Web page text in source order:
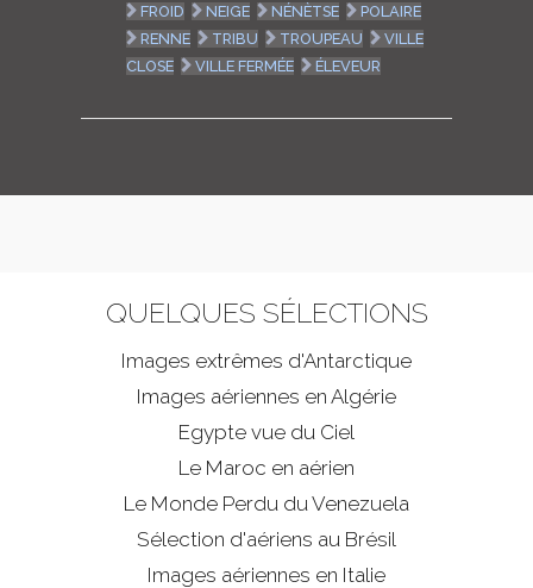
FROID
NEIGE NÉNÈTSE
POLAIRE
RENNE
TRIBU TROUPEAU
VILLE
CLOSE
VILLE FERMÉE ÉLEVEUR
QUELQUES SÉLECTIONS
Images extrêmes d'Antarctique
Images aériennes en Algérie
Egypte vue du Ciel
Le Maroc en aérien
Le Monde Perdu du Venezuela
Sélection d'aériens au Brésil
Images aériennes en Italie